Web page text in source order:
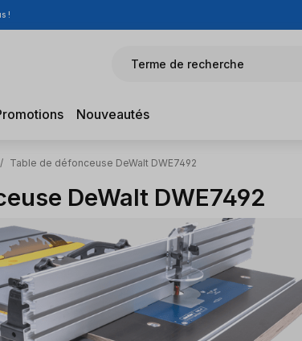
!
Terme de recherche
Nouveautés
/ Table de défonceuse DeWalt DWE7492
DeWalt DWE7492